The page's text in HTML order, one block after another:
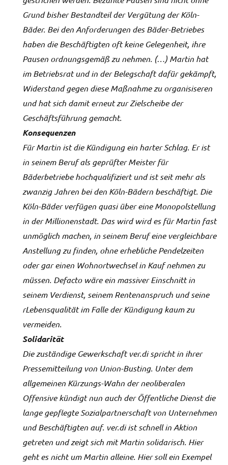
Grund bisher Bestandteil der Vergütung der Köln-
Bäder. Bei den Anforderungen des Bäder-Betriebes
haben die Beschäftigten oft keine Gelegenheit, ihre
Pausen ordnungsgemäß zu nehmen. (…) Martin hat
im Betriebsrat und in der Belegschaft dafür gekämpft,
Widerstand gegen diese Maßnahme zu organisiseren
und hat sich damit erneut zur Zielscheibe der
Geschäftsführung gemacht.
Konsequenzen
Für Martin ist die Kündigung ein harter Schlag. Er ist
in seinem Beruf als geprüfter Meister für
Bäderbetriebe hochqualifiziert und ist seit mehr als
zwanzig Jahren bei den Köln-Bädern beschäftigt. Die
Köln-Bäder verfügen quasi über eine Monopolstellung
in der Millionenstadt. Das wird wird es für Martin fast
unmöglich machen, in seinem Beruf eine vergleichbare
Anstellung zu finden, ohne erhebliche Pendelzeiten
oder gar einen Wohnortwechsel in Kauf nehmen zu
müssen. Defacto wäre ein massiver Einschnitt in
seinem Verdienst, seinem Rentenanspruch und seine
rLebensqualität im Falle der Kündigung kaum zu
vermeiden.
Solidarität
Die zuständige Gewerkschaft ver.di spricht in ihrer
Pressemitteilung von Union-Busting. Unter dem
allgemeinen Kürzungs-Wahn der neoliberalen
Offensive kündigt nun auch der Öffentliche Dienst die
lange gepflegte Sozialpartnerschaft von Unternehmen
und Beschäftigten auf. ver.di ist schnell in Aktion
getreten und zeigt sich mit Martin solidarisch. Hier
geht es nicht um Martin alleine. Hier soll ein Exempel